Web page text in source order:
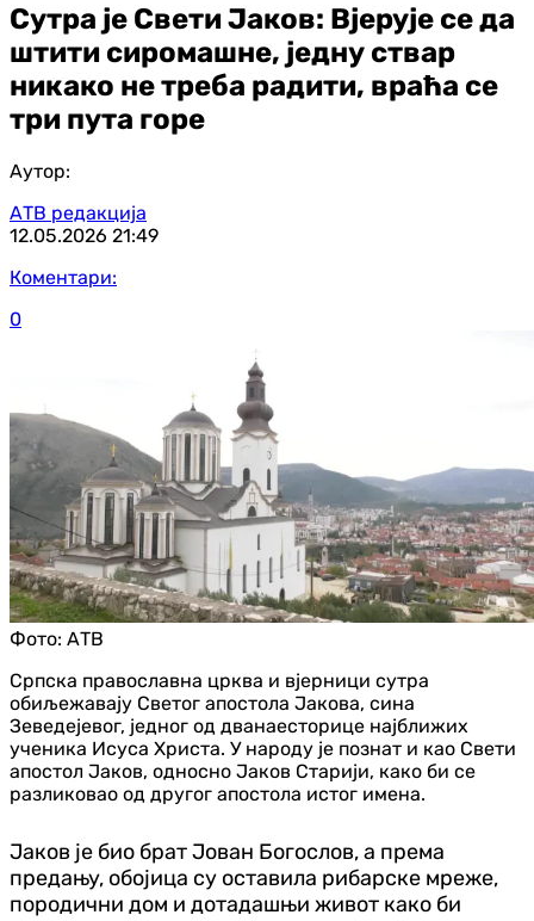
Сутра је Свети Јаков: Вјерује се да
штити сиромашне, једну ствар
никако не треба радити, враћа се
три пута горе
Аутор:
АТВ редакција
12.05.2026 21:49
Коментари:
0
Фото: АТВ
Српска православна црква и вјерници сутра
обиљежавају Светог апостола Јакова, сина
Зеведејевог, једног од дванаесторице најближих
ученика Исуса Христа. У народу је познат и као Свети
апостол Јаков, односно Јаков Старији, како би се
разликовао од другог апостола истог имена.
Јаков је био брат Јован Богослов, а према
предању, обојица су оставила рибарске мреже,
породични дом и дотадашњи живот како би